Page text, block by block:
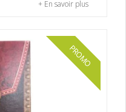
+ En savoir plus
PROMO